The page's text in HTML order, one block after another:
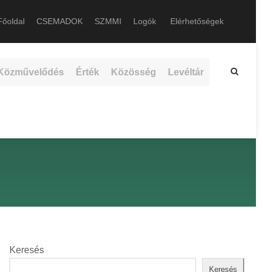
CSEMADOK SZMMI Logók Elérhetőségek
Érték Közösség Levéltár
Keresés
Keresés